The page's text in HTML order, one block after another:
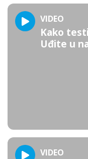
VIDEO
Kako
Uđite u
VIDEO